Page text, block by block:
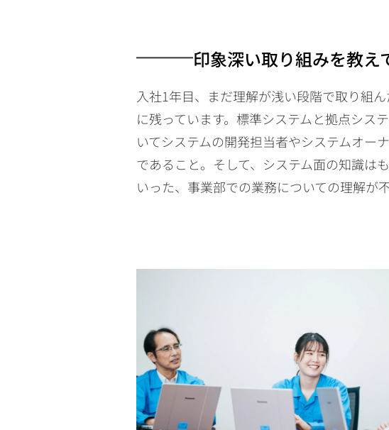
印象深い取り組みを教え
入社1年目、まだ理解が浅い段階で取り組
に残っています。標準システムと拠点シス
いてシステムの開発担当者やシステムオー
であること。そして、システム面の知識は
いった、事業部での業務についての理解が